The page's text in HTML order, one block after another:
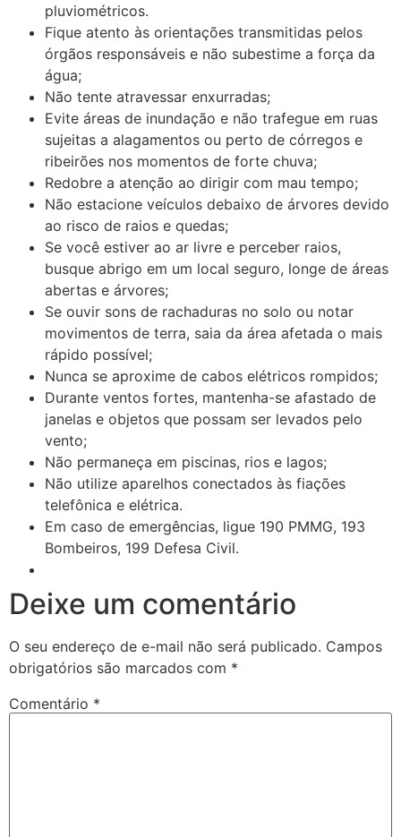
pluviométricos.
Fique atento às orientações transmitidas pelos
órgãos responsáveis e não subestime a força da
água;
Não tente atravessar enxurradas;
Evite áreas de inundação e não trafegue em ruas
sujeitas a alagamentos ou perto de córregos e
ribeirões nos momentos de forte chuva;
Redobre a atenção ao dirigir com mau tempo;
Não estacione veículos debaixo de árvores devido
ao risco de raios e quedas;
Se você estiver ao ar livre e perceber raios,
busque abrigo em um local seguro, longe de áreas
abertas e árvores;
Se ouvir sons de rachaduras no solo ou notar
movimentos de terra, saia da área afetada o mais
rápido possível;
Nunca se aproxime de cabos elétricos rompidos;
Durante ventos fortes, mantenha-se afastado de
janelas e objetos que possam ser levados pelo
vento;
Não permaneça em piscinas, rios e lagos;
Não utilize aparelhos conectados às fiações
telefônica e elétrica.
Em caso de emergências, ligue 190 PMMG, 193
Bombeiros, 199 Defesa Civil.
Deixe um comentário
O seu endereço de e-mail não será publicado. Campos
obrigatórios são marcados com *
Comentário *